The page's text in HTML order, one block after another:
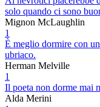
solo quando ci sono
Mignon McLaughlin
1
È meglio dormire con
ubriaco.
Herman Melville
1
Il poeta non dorme mai
Alda Merini